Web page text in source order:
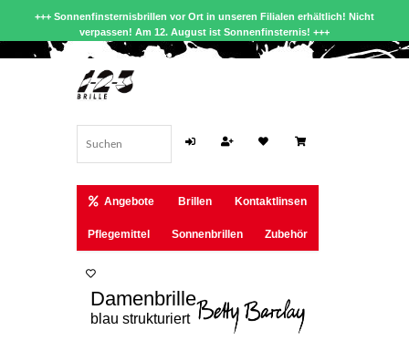
+++ Sonnenfinsternisbrillen vor Ort in unseren Filialen erhältlich! Nicht
verpassen! Am 12. August ist Sonnenfinsternis! +++
Angebote Brillen Kontaktlinsen
Pflegemittel Sonnenbrillen Zubehör
Damenbrille
blau strukturiert